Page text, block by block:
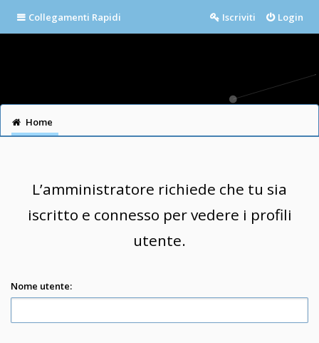
Collegamenti Rapidi Login
Iscriviti
Home
L’amministratore richiede che tu sia
iscritto e connesso per vedere i profili
utente.
Nome utente: